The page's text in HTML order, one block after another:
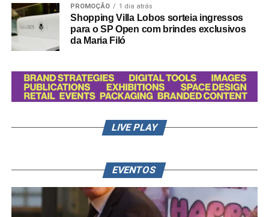
PROMOÇÃO 1 dia atrás
Shopping Villa Lobos sorteia ingressos
para o SP Open com brindes exclusivos
da Maria Filó
LIVE PLAY
EVENTOS